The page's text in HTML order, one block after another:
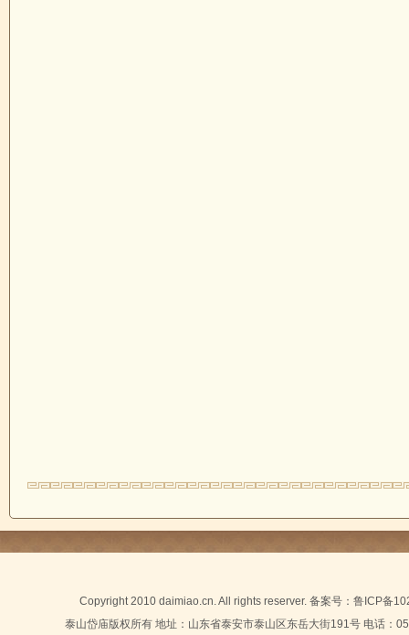
Copyright 2010 daimiao.cn. All rights reserver. 备案号： 鲁ICP备
泰山岱庙版权所有 地址：山东省泰安市泰山区东岳大街191号 电话：